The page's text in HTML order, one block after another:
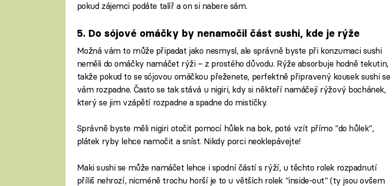
pokud zájemci podáte talíř a on si nabere sám.
5. Do sójové omáčky by nenamočil část sushi, kde je rýže
Možná vám to může připadat jako nesmysl, ale správně byste při konzumaci sushi
neměli do omáčky namáčet rýži – z prostého důvodu. Rýže absorbuje hodně tekutin,
takže pokud to se sójovou omáčkou přeženete, perfektně připravený kousek sushi se
vám rozpadne. Často se tak stává u nigiri, kdy si někteří namáčejí rýžový bochánek,
který se jim vzápětí rozpadne a spadne do mističky.
Správně byste měli nigiri otočit pomocí hůlek na bok, poté vzít přímo "do hůlek",
plátek ryby lehce namočit a sníst. Nikdy porci neoklepávejte!
Maki sushi se může namáčet lehce i spodní částí s rýží, u těchto rolek rozpadnutí
příliš nehrozí, nicméně trochu horší je to u větších rolek "inside-out" (ty jsou ovšem